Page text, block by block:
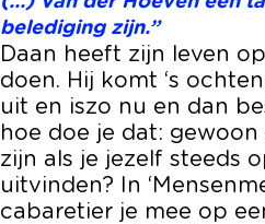
v
e
n
H
o
e
v
e
n
r
H
o
e
v
e
n
e
v
e
n
e
r
H
o
e
v
e
n
belediging zijn.”
Daan heeft zijn leven
doen. Hij komt ‘s
uit en iszo nu en dan
hoe doe je dat:
zijn als je jezelf steeds
uitvinden? In
cabaretier je mee op